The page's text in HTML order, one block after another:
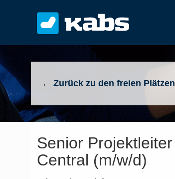
←Zurück zu den freien Plätzen
Senior
Central (m/w/d)